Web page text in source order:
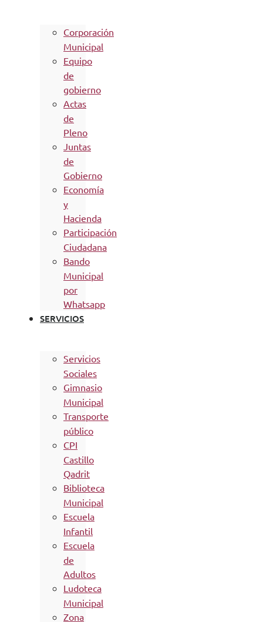
Corporación
Municipal
Equipo
de
gobierno
Actas
de
Pleno
Juntas
de
Gobierno
Economía
y
Hacienda
Participación
Ciudadana
Bando
Municipal
por
Whatsapp
SERVICIOS
Servicios
Sociales
Gimnasio
Municipal
Transporte
público
CPI
Castillo
Qadrit
Biblioteca
Municipal
Escuela
Infantil
Escuela
de
Adultos
Ludoteca
Municipal
Zona